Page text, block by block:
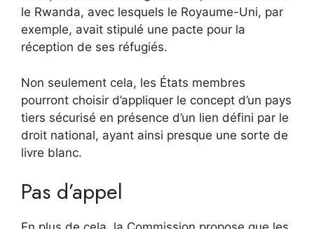
le Rwanda, avec lesquels le Royaume-Uni, par
exemple, avait stipulé une pacte pour la
réception de ses réfugiés.
Non seulement cela, les États membres
pourront choisir d’appliquer le concept d’un pays
tiers sécurisé en présence d’un lien défini par le
droit national, ayant ainsi presque une sorte de
livre blanc.
Pas d’appel